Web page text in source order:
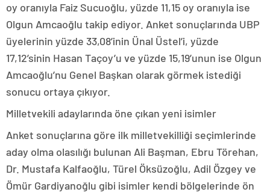
oy oranıyla Faiz Sucuoğlu, yüzde 11,15 oy oranıyla ise
Olgun Amcaoğlu takip ediyor. Anket sonuçlarında UBP
üyelerinin yüzde 33,08’inin Ünal Üstel’i, yüzde
17,12’sinin Hasan Taçoy’u ve yüzde 15,19’unun ise Olgun
Amcaoğlu’nu Genel Başkan olarak görmek istediği
sonucu ortaya çıkıyor.
Milletvekili adaylarında öne çıkan yeni isimler
Anket sonuçlarına göre ilk milletvekilliği seçimlerinde
aday olma olasılığı bulunan Ali Başman, Ebru Törehan,
Dr. Mustafa Kalfaoğlu, Türel Öksüzoğlu, Adil Özgey ve
Ömür Gardiyanoğlu gibi isimler kendi bölgelerinde ön